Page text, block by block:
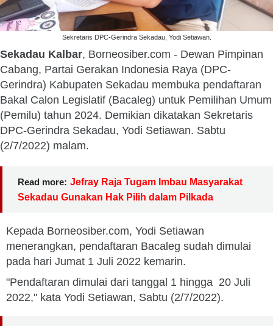
Sekretaris DPC-Gerindra Sekadau, Yodi Setiawan.
Sekadau Kalbar, Borneosiber.com - Dewan Pimpinan
Cabang, Partai Gerakan Indonesia Raya (DPC-
Gerindra) Kabupaten Sekadau membuka pendaftaran
Bakal Calon Legislatif (Bacaleg) untuk Pemilihan Umum
(Pemilu) tahun 2024. Demikian dikatakan Sekretaris
DPC-Gerindra Sekadau, Yodi Setiawan. Sabtu
(2/7/2022) malam.
Read more: Jefray Raja Tugam Imbau Masyarakat
Sekadau Gunakan Hak Pilih dalam Pilkada
Kepada Borneosiber.com, Yodi Setiawan
menerangkan, pendaftaran Bacaleg sudah dimulai
pada hari Jumat 1 Juli 2022 kemarin.
"Pendaftaran dimulai dari tanggal 1 hingga 20 Juli
2022," kata Yodi Setiawan, Sabtu (2/7/2022).